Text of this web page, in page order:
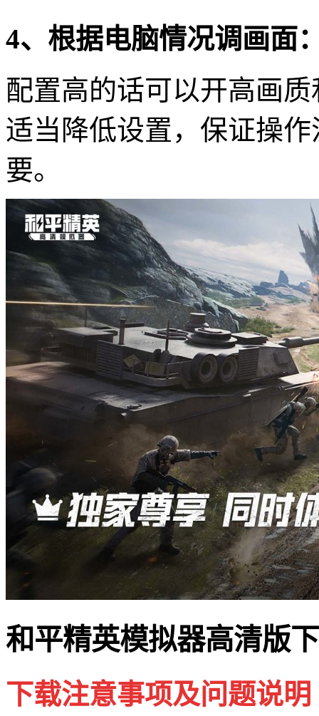
4、根据电脑情况调画面
配置高的话可以开高画
适当降低设置，保证操
要。
和平精英模拟器高清版
下载注意事项及问题说明